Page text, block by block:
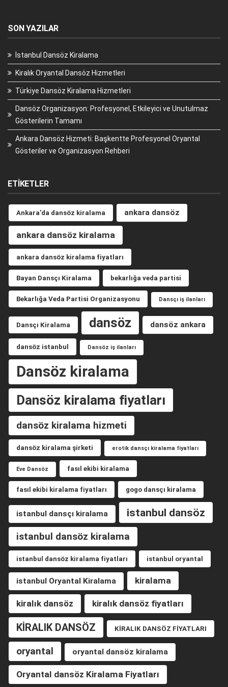
SON YAZILAR
İstanbul Dansöz Kiralama
Kiralık Oryantal Dansöz Hizmetleri
Türkiye Dansöz Kiralama Hizmetleri
Dansöz Organizasyon: Profesyonel, Etkileyici ve Unutulmaz
Gösterilerin Tamamı
Ankara Dansöz Hizmeti: Başkentte Profesyonel Oryantal
Gösteriler ve Organizasyon Rehberi
ETIKETLER
Ankara'da dansöz kiralama ankara dansöz
ankara dansöz kiralama
ankara dansöz kiralama fiyatları
Bayan Dansçı Kiralama bekarlığa veda partisi
Bekarlığa Veda Partisi Organizasyonu Dansçı iş ilanları
Dansçı Kiralama dansöz dansöz ankara
dansöz istanbul Dansöz iş ilanları
Dansöz kiralama
Dansöz kiralama fiyatları
dansöz kiralama hizmeti
dansöz kiralama şirketi erotik dansçı kiralama fiyatları
Eve Dansöz fasıl ekibi kiralama
fasıl ekibi kiralama fiyatları gogo dansçı kiralama
istanbul dansçı kiralama istanbul dansöz
istanbul dansöz kiralama
istanbul dansöz kiralama fiyatları istanbul oryantal
istanbul Oryantal Kiralama kiralama
kiralık dansöz kiralık dansöz fiyatları
KİRALIK DANSÖZ KİRALIK DANSÖZ FİYATLARI
oryantal oryantal dansöz kiralama
Oryantal dansöz Kiralama Fiyatları